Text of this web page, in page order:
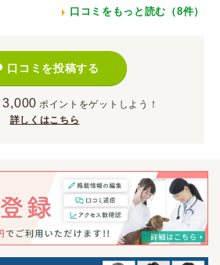
口コミをもっと読む（8件）
口コミを投稿する
3,000 ポイント をゲットしよう！
詳しくはこちら